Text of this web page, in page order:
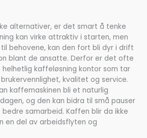
alternativer, er det smart å tenke
kan virke attraktiv i starten, men
behovene, kan den fort bli dyr i drift
blant de ansatte. Derfor er det ofte
kaffeløsning kontor som tar
kvalitet og service.
kaffemaskinen bli et naturlig
og den kan bidra til små pauser
samarbeid. Kaffen blir da ikke
en del av arbeidsflyten og